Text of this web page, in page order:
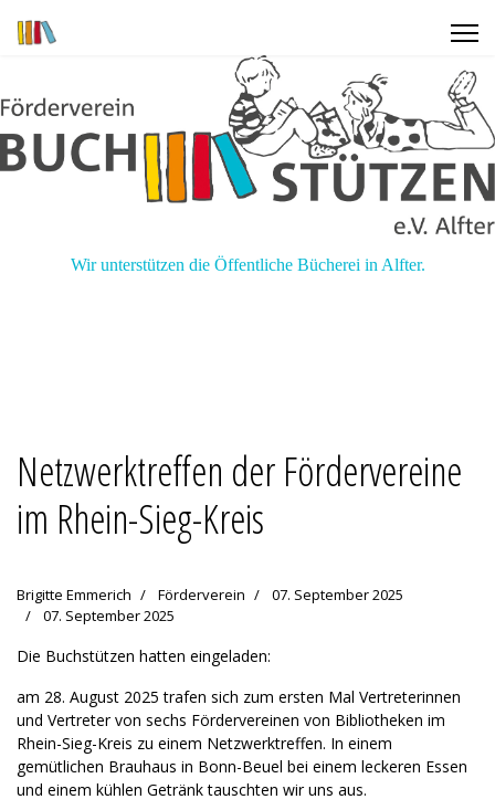
Wir unterstützen die Öffentliche Bücherei in Alfter.
Netzwerktreffen der Fördervereine
im Rhein-Sieg-Kreis
Brigitte Emmerich Förderverein
07. September 2025
07. September 2025
Die Buchstützen hatten eingeladen:
am 28. August 2025 trafen sich zum ersten Mal Vertreterinnen
und Vertreter von sechs Fördervereinen von Bibliotheken im
Rhein-Sieg-Kreis zu einem Netzwerktreffen. In einem
gemütlichen Brauhaus in Bonn-Beuel bei einem leckeren Essen
und einem kühlen Getränk tauschten wir uns aus.